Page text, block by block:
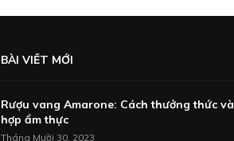
BÀI VIẾT MỚI
Rượu vang Amarone: Cách thưởng thức
hợp ẩm thực
Tháng Mười 30, 2023